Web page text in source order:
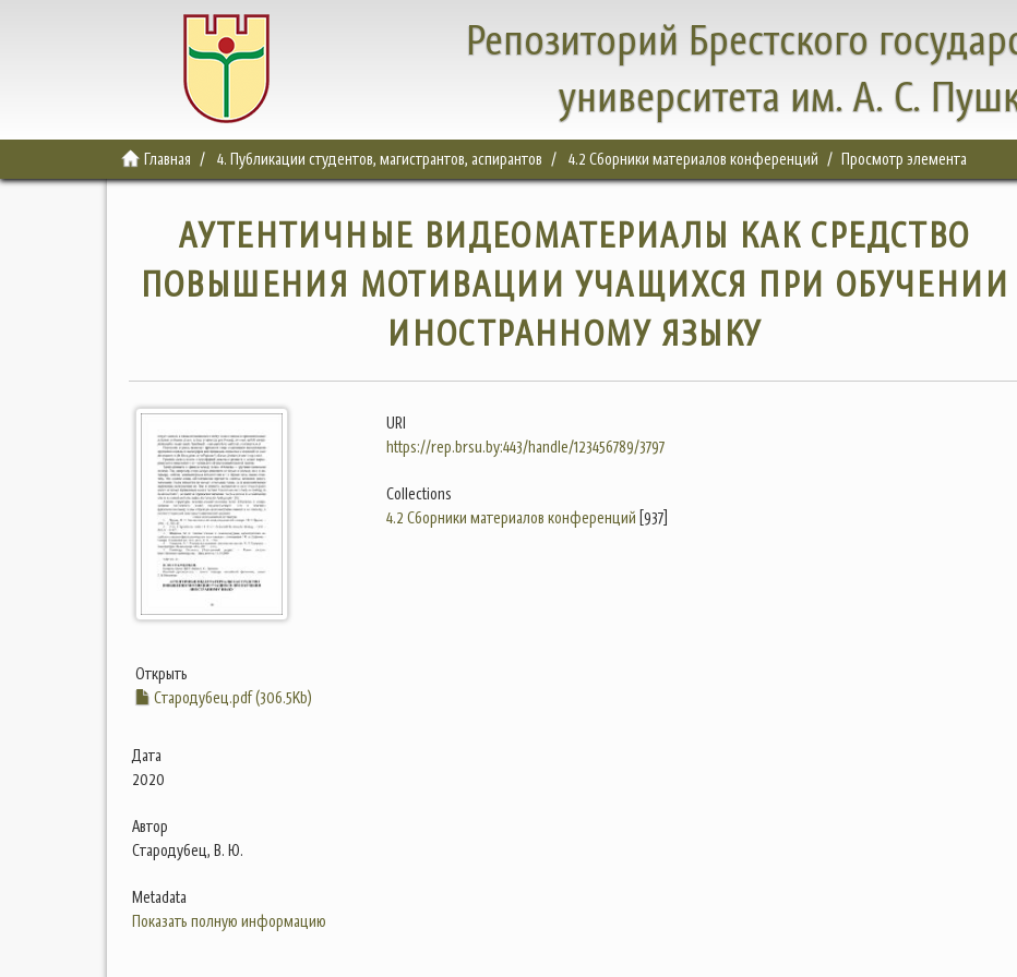
Репозиторий Брестского
университета им. А. С.
Главная 4. Публикации студентов, магистрантов, аспирантов 4.2 Сборники материалов конференций Просмотр элемента
АУТЕНТИЧНЫЕ ВИДЕОМАТЕРИАЛЫ КАК СРЕДСТВО
ПОВЫШЕНИЯ МОТИВАЦИИ УЧАЩИХСЯ ПРИ ОБУЧЕНИИ
ИНОСТРАННОМУ ЯЗЫКУ
Открыть
Стародубец.pdf (306.5Kb)
Дата
2020
Автор
Стародубец, В. Ю.
Metadata
Показать полную информацию
URI
https://rep.brsu.by:443/handle/123456789/3797
Collections
4.2 Сборники материалов конференций [937]